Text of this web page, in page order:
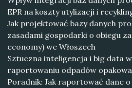
EPR na koszty utylizacji i
Jak projektować bazy danych
zasadami gospodarki o obiegu
economy) we Włoszech
Sztuczna inteligencja i big data
raportowaniu odpadów
Poradnik: Jak raportować dane